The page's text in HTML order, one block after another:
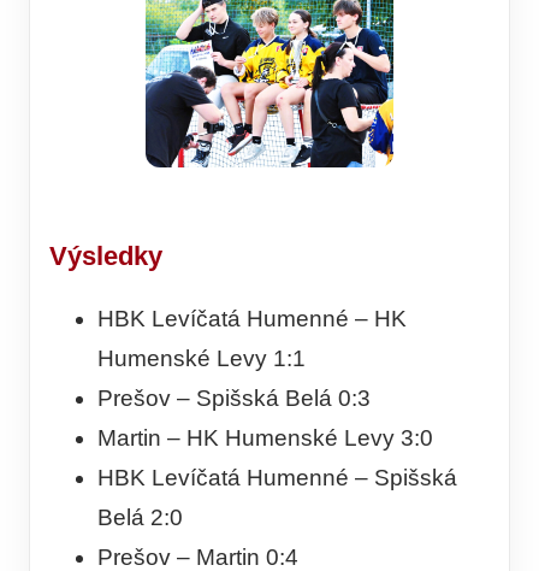
Výsledky
HBK Levíčatá Humenné – HK
Humenské Levy 1:1
Prešov – Spišská Belá 0:3
Martin – HK Humenské Levy 3:0
HBK Levíčatá Humenné – Spišská
Belá 2:0
Prešov – Martin 0:4